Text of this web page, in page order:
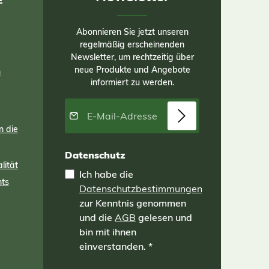
die
Abonnieren Sie jetzt unseren
regelmäßig erscheinenden
Newsletter, um rechtzeitig über
neue Produkte und Angebote
informiert zu werden.
E-Mail-Adresse*
Datenschutz
Ich habe die
Datenschutzbestimmungen
zur Kenntnis genommen
und die AGB gelesen und
bin mit ihnen
einverstanden. *